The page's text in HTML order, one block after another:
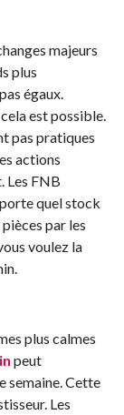
majeurs
plus
égaux.
est possible.
pas pratiques
actions
Les FNB
quel stock
par les
voulez la
plus calmes
peut
semaine. Cette
Les